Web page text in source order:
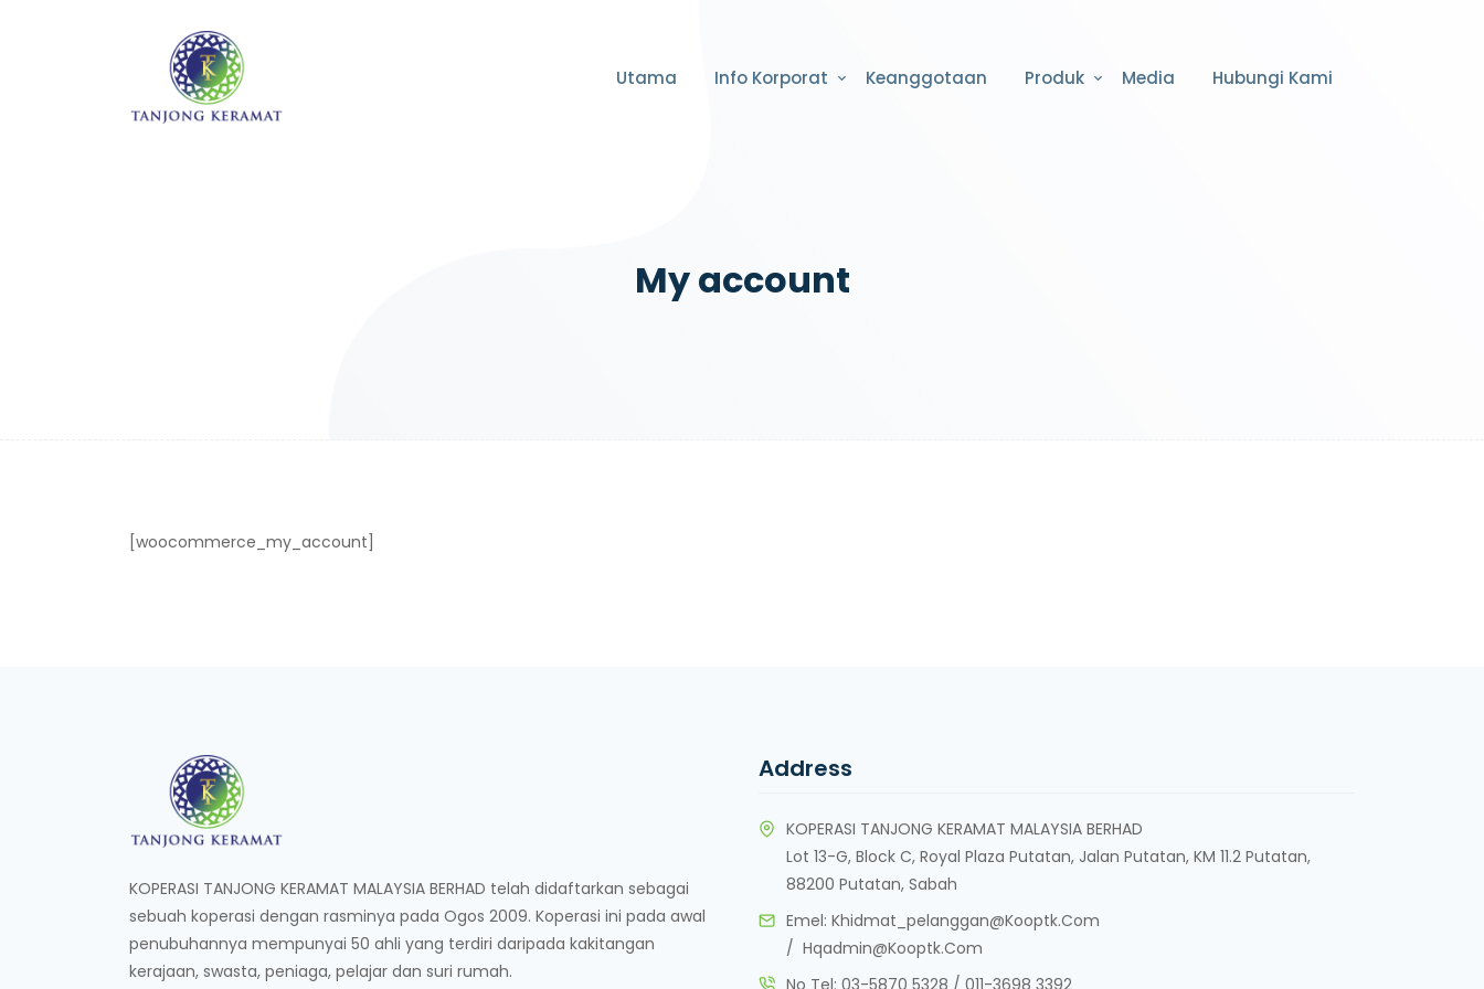
Utama Info Korporat Keanggotaan Produk Media Hubungi Kami
My account
[woocommerce_my_account]
KOPERASI TANJONG KERAMAT MALAYSIA BERHAD telah didaftarkan sebagai
sebuah koperasi dengan rasminya pada Ogos 2009. Koperasi ini pada awal
penubuhannya mempunyai 50 ahli yang terdiri daripada kakitangan
kerajaan, swasta, peniaga, pelajar dan suri rumah.
Address
KOPERASI TANJONG KERAMAT MALAYSIA BERHAD
Lot 13-G, Block C, Royal Plaza Putatan, Jalan Putatan, KM 11.2 Putatan,
88200 Putatan, Sabah
Emel: Khidmat_pelanggan@kooptk.com
/ Hqadmin@kooptk.com
No Tel: 03-5870 5328 / 011-3698 3392